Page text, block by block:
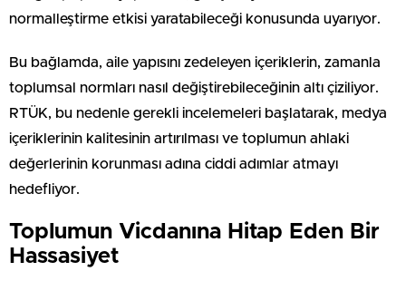
normalleştirme etkisi yaratabileceği konusunda uyarıyor.
Bu bağlamda, aile yapısını zedeleyen içeriklerin, zamanla
toplumsal normları nasıl değiştirebileceğinin altı çiziliyor.
RTÜK, bu nedenle gerekli incelemeleri başlatarak, medya
içeriklerinin kalitesinin artırılması ve toplumun ahlaki
değerlerinin korunması adına ciddi adımlar atmayı
hedefliyor.
Toplumun Vicdanına Hitap Eden Bir
Hassasiyet